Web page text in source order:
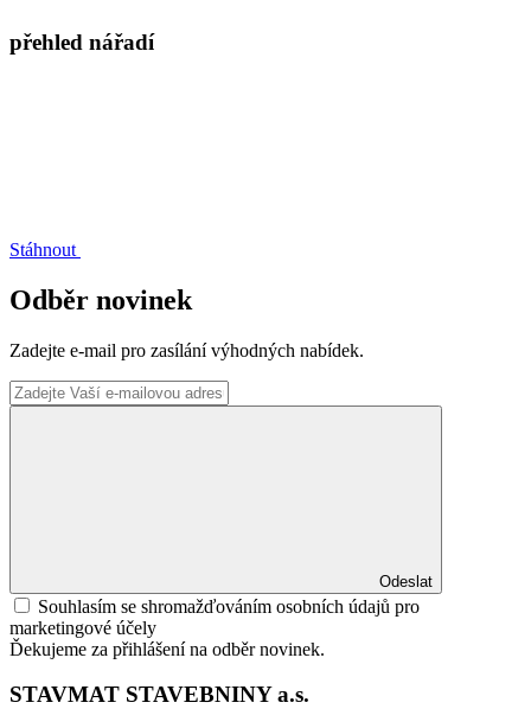
přehled nářadí
Stáhnout
Odběr novinek
Zadejte e-mail pro zasílání výhodných nabídek.
Odeslat
Souhlasím se shromažďováním osobních údajů pro
marketingové účely
Ďekujeme za přihlášení na odběr novinek.
STAVMAT STAVEBNINY a.s.